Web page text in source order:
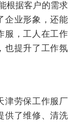
根据客户的需求
企业形象，还能
服，工人在工作
也提升了工作氛
津劳保工作服厂
供了维修、清洗